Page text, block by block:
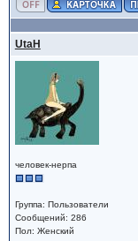
UtaH
человек-нерпа
Группа: Пользователи
Сообщений: 286
Пол: Женский